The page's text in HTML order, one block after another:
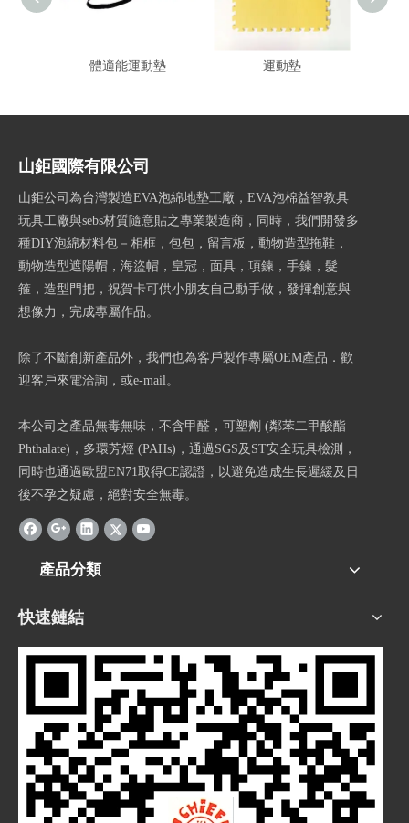
體適能運動墊 運動墊
山鉅國際有限公司
山鉅公司為台灣製造EVA泡綿地墊工廠，EVA泡棉益智教具
玩具工廠與sebs材質隨意貼之專業製造商，同時，我們開發多
種DIY泡綿材料包－相框，包包，留言板，動物造型拖鞋，
動物造型遮陽帽，海盜帽，皇冠，面具，項鍊，手鍊，髮
箍，造型門把，祝賀卡可供小朋友自己動手做，發揮創意與
想像力，完成專屬作品。
除了不斷創新產品外，我們也為客戶製作專屬OEM產品．歡
迎客戶來電洽詢，或e-mail。
本公司之產品無毒無味，不含甲醛，可塑劑 (鄰苯二甲酸酯
Phthalate)，多環芳烴 (PAHs)，通過SGS及ST安全玩具檢測，
同時也通過歐盟EN71取得CE認證，以避免造成生長遲緩及日
後不孕之疑慮，絕對安全無毒。
產品分類
快速鏈結